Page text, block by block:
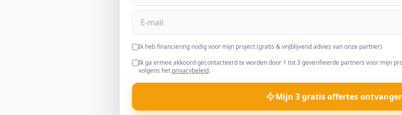
Ik heb financiering nodig voor mijn project (gratis & vrijblijvend advies van onze partner)
Ik ga ermee akkoord gecontacteerd te worden door 1 tot 3 geverifieerde partners voor mijn
volgens het privacybeleid.
Mijn 3 gratis offertes